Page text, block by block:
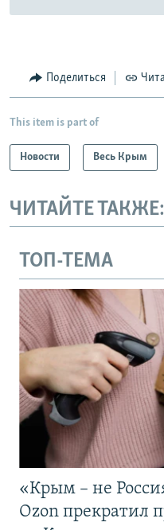
Поделиться
This item is part of
Новости Весь Крым
ЧИТАЙТЕ ТАКЖЕ:
ТОП-ТЕМА
«Крым – не
Ozon прекратил